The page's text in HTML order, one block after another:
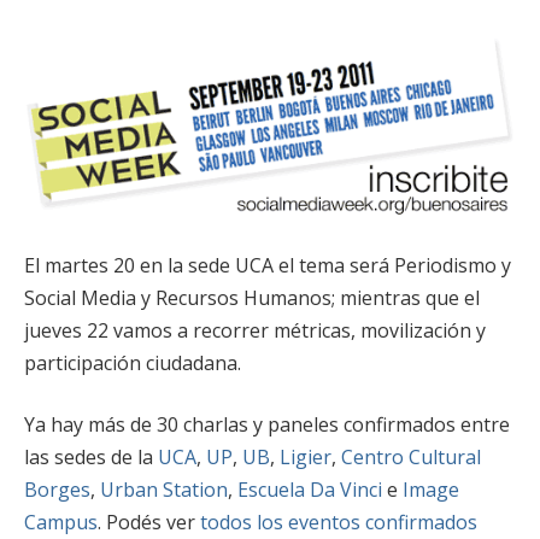
El martes 20 en la sede UCA el tema será Periodismo y
Social Media y Recursos Humanos; mientras que el
jueves 22 vamos a recorrer métricas, movilización y
participación ciudadana.
Ya hay más de 30 charlas y paneles confirmados entre
las sedes de la UCA, UP, UB, Ligier, Centro Cultural
Borges, Urban Station, Escuela Da Vinci e Image
Campus. Podés vertodos los eventos confirmados